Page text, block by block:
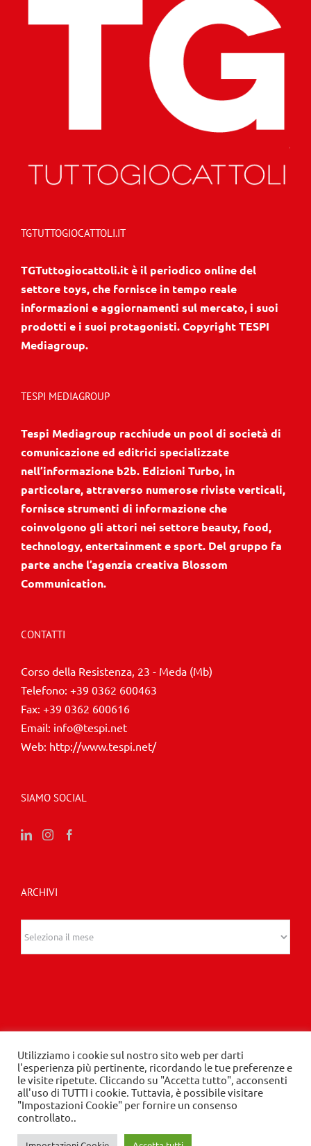
settore toys, che fornisce in tempo reale
informazioni e aggiornamenti sul mercato, i suoi
prodotti e i suoi protagonisti. Copyright TESPI
Mediagroup.
comunicazione ed editrici specializzate
nell’informazione b2b. Edizioni Turbo, in
particolare, attraverso numerose riviste verticali,
fornisce strumenti di informazione che
coinvolgono gli attori nei settore beauty, food,
technology, entertainment e sport. Del gruppo fa
parte anche l’agenzia creativa Blossom
Communication.
Telefono:+39 0362 600463
Fax:+39 0362 600616
Email:info@tespi.net
Web:http://www.tespi.net/
© 2020 Edizioni Turbo by Tespi Mediagroup -
Direttore: Angelo Frigerio -Privacy Policy-Cookie
Policy- P.IVA 03632610964
LinkedInInstagramFacebook
Utilizziamo i cookie sul nostro sito web per darti
l'esperienza più pertinente, ricordando le tue preferenze e
le visite ripetute. Cliccando su "Accetta tutto", acconsenti
all'uso di TUTTI i cookie. Tuttavia, è possibile visitare
"Impostazioni Cookie" per fornire un consenso
controllato..